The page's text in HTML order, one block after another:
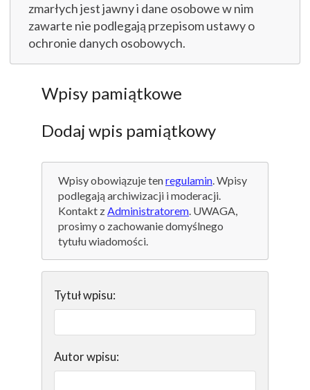
zmarłych jest jawny i dane osobowe w nim
zawarte nie podlegają przepisom ustawy o
ochronie danych osobowych.
Wpisy pamiątkowe
Dodaj wpis pamiątkowy
Wpisy obowiązuje tenregulamin. Wpisy
podlegają archiwizacji i moderacji.
Kontakt zAdministratorem. UWAGA,
prosimy o zachowanie domyślnego
tytułu wiadomości.
Tytuł wpisu:
Autor wpisu: